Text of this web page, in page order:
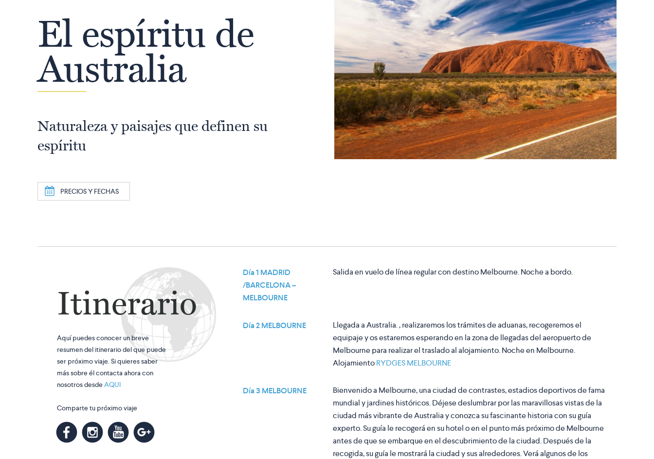
El espíritu de
Australia
Naturaleza y paisajes que definen su
espíritu
a PRECIOS Y FECHAS
Itinerario
Aquí puedes conocer un breve
resumen del itinerario del que puede
ser próximo viaje. Si quieres saber
más sobre él contacta ahora con
nosotros desde AQUI
Comparte tu próximo viaje
mknl
Día 1 MADRID
/BARCELONA –
MELBOURNE
Salida en vuelo de línea regular con destino Melbourne. Noche a bordo.
Día 2 MELBOURNE
Llegada a Australia. , realizaremos los trámites de aduanas, recogeremos el
equipaje y os estaremos esperando en la zona de llegadas del aeropuerto de
Melbourne para realizar el traslado al alojamiento. Noche en Melbourne.
AlojamientoRYDGES MELBOURNE
Día 3 MELBOURNE
Bienvenido a Melbourne, una ciudad de contrastes, estadios deportivos de fama
mundial y jardines históricos. Déjese deslumbrar por las maravillosas vistas de la
ciudad más vibrante de Australia y conozca su fascinante historia con su guía
experto. Su guía le recogerá en su hotel o en el punto más próximo de Melbourne
antes de que se embarque en el descubrimiento de la ciudad. Después de la
recogida, su guía le mostrará la ciudad y sus alrededores. Verá algunos de los